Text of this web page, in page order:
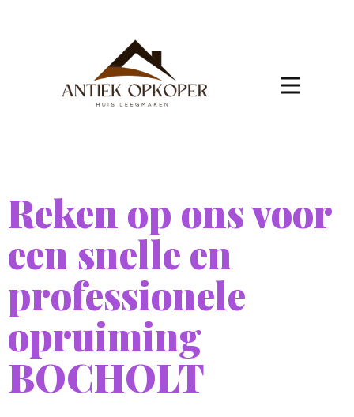
Reken op ons voor
een snelle en
professionele
opruiming
BOCHOLT